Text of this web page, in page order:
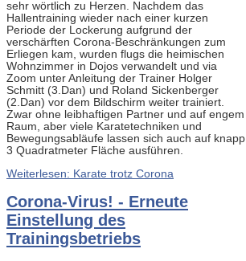
sehr wörtlich zu Herzen. Nachdem das
Hallentraining wieder nach einer kurzen
Periode der Lockerung aufgrund der
verschärften Corona-Beschränkungen zum
Erliegen kam, wurden flugs die heimischen
Wohnzimmer in Dojos verwandelt und via
Zoom unter Anleitung der Trainer Holger
Schmitt (3.Dan) und Roland Sickenberger
(2.Dan) vor dem Bildschirm weiter trainiert.
Zwar ohne leibhaftigen Partner und auf engem
Raum, aber viele Karatetechniken und
Bewegungsabläufe lassen sich auch auf knapp
3 Quadratmeter Fläche ausführen.
Weiterlesen: Karate trotz Corona
Corona-Virus! - Erneute
Einstellung des
Trainingsbetriebs